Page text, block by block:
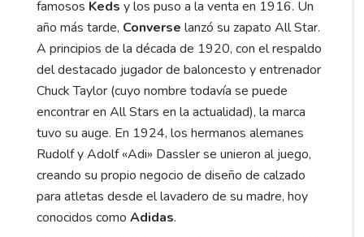
famosos Keds y los puso a la venta en 1916. Un
año más tarde, Converse lanzó su zapato All Star.
A principios de la década de 1920, con el respaldo
del destacado jugador de baloncesto y entrenador
Chuck Taylor (cuyo nombre todavía se puede
encontrar en All Stars en la actualidad), la marca
tuvo su auge. En 1924, los hermanos alemanes
Rudolf y Adolf «Adi» Dassler se unieron al juego,
creando su propio negocio de diseño de calzado
para atletas desde el lavadero de su madre, hoy
conocidos como Adidas.